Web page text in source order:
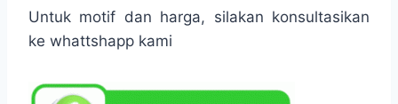
Untuk motif dan harga, silakan konsultasikan
ke whattshapp kami